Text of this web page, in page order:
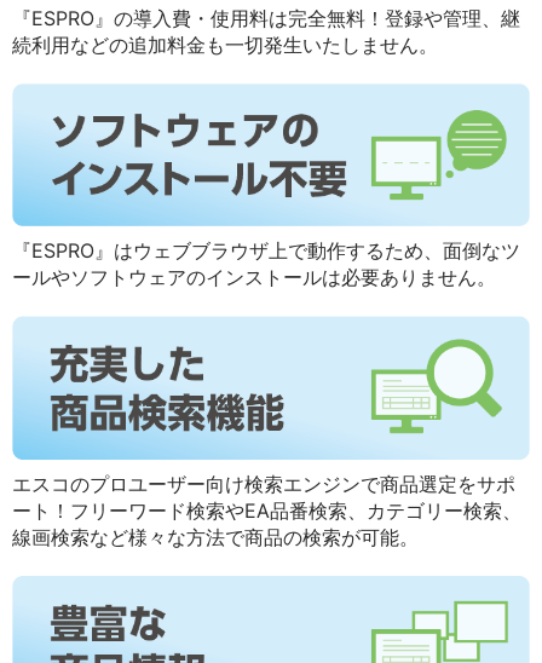
『ESPRO』の導入費・使用料は完全無料！登録や管理、継
続利用などの追加料金も一切発生いたしません。
『ESPRO』はウェブブラウザ上で動作するため、面倒なツ
ールやソフトウェアのインストールは必要ありません。
エスコのプロユーザー向け検索エンジンで商品選定をサポ
ート！フリーワード検索やEA品番検索、カテゴリー検索、
線画検索など様々な方法で商品の検索が可能。